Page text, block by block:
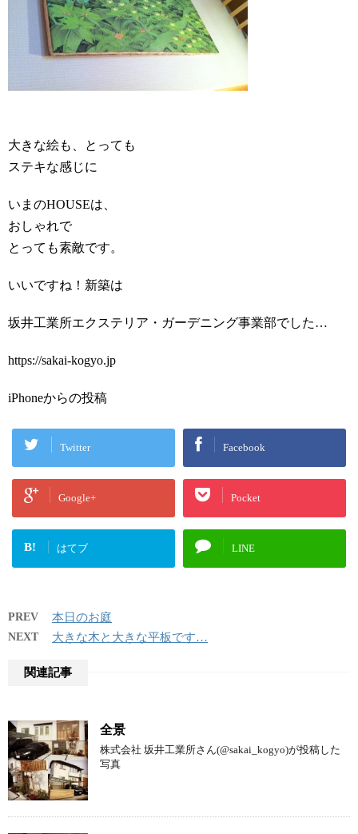
大きな絵も、とっても
ステキな感じに
いまのHOUSEは、
おしゃれで
とっても素敵です。
いいですね！新築は
坂井工業所エクステリア・ガーデニング事業部でした…
https://sakai-kogyo.jp
iPhoneからの投稿
Twitter Facebook
Google+ Pocket
B! はてブ LINE
PREV 本日のお庭
NEXT 大きな木と大きな平板です…
関連記事
全景
株式会社 坂井工業所さん(@sakai_kogyo)が投稿した
写真